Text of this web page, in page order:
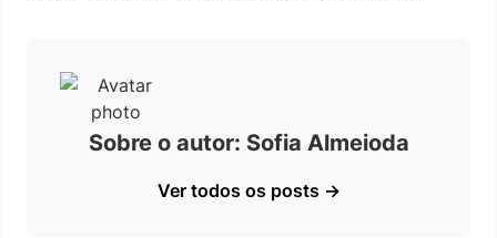
Sobre o autor: Sofia Almeioda
Ver todos os posts →